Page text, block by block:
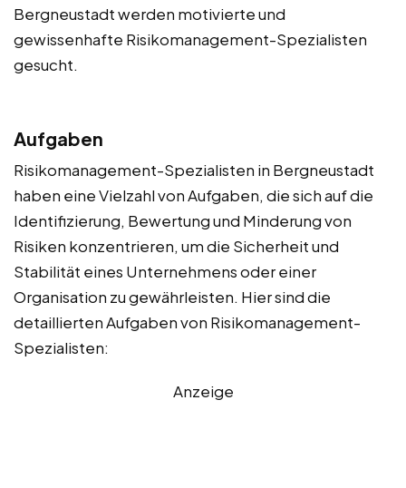
Bergneustadt werden motivierte und
gewissenhafte Risikomanagement-Spezialisten
gesucht.
Aufgaben
Risikomanagement-Spezialisten in Bergneustadt
haben eine Vielzahl von Aufgaben, die sich auf die
Identifizierung, Bewertung und Minderung von
Risiken konzentrieren, um die Sicherheit und
Stabilität eines Unternehmens oder einer
Organisation zu gewährleisten. Hier sind die
detaillierten Aufgaben von Risikomanagement-
Spezialisten:
Anzeige